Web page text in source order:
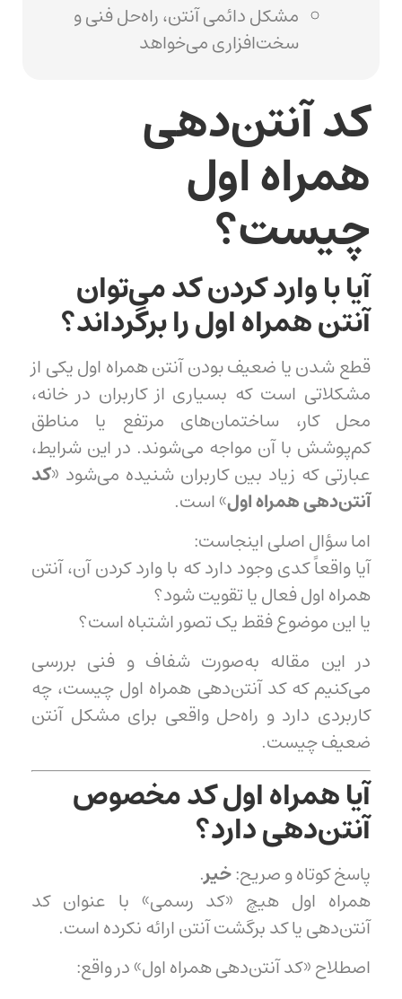
مشکل دائمی آنتن، راه‌حل فنی و
سخت‌افزاری می‌خواهد
کد آنتن‌دهی
همراه اول
چیست؟
آیا با وارد کردن کد می‌توان
آنتن همراه اول را برگرداند؟
قطع شدن یا ضعیف بودن آنتن همراه اول یکی از
مشکلاتی است که بسیاری از کاربران در خانه،
محل کار، ساختمان‌های مرتفع یا مناطق
کم‌پوشش با آن مواجه می‌شوند. در این شرایط،
عبارتی که زیاد بین کاربران شنیده می‌شود «کد
آنتن‌دهی همراه اول» است.
اما سؤال اصلی اینجاست:
آیا واقعاً کدی وجود دارد که با وارد کردن آن، آنتن
همراه اول فعال یا تقویت شود؟
یا این موضوع فقط یک تصور اشتباه است؟
در این مقاله به‌صورت شفاف و فنی بررسی
می‌کنیم که کد آنتن‌دهی همراه اول چیست، چه
کاربردی دارد و راه‌حل واقعی برای مشکل آنتن
ضعیف چیست.
آیا همراه اول کد مخصوص
آنتن‌دهی دارد؟
پاسخ کوتاه و صریح:خیر.
همراه اول هیچ «کد رسمی» با عنوان کد
آنتن‌دهی یا کد برگشت آنتن ارائه نکرده است.
اصطلاح «کد آنتن‌دهی همراه اول» در واقع: